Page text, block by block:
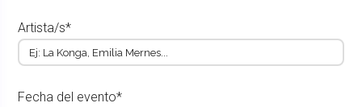
Artista/s*
Fecha del evento*